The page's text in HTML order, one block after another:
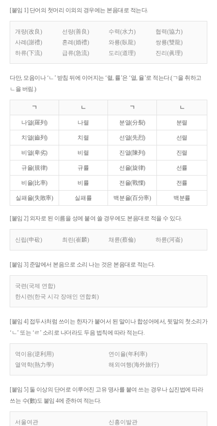
[붙임 1] 단어의 첫머리 이외의 경우에는 본음대로 적는다.
개량(改良) 선량(善良) 수력(水力)
협력(協力)
사례(謝禮)
혼례(婚禮) 와룡(臥龍)
쌍룡(雙龍)
하류(下流)
급류(急流) 도리(道理) 진리(眞理)
다만, 모음이나 ‘ㄴ’ 받침 뒤에 이어지는 ‘렬, 률’은 ‘열, 율’로 적는다.(ㄱ을 취하고
ㄴ을 버림.)
ㄱ ㄴ ㄱ ㄴ
나열(羅列) 나렬 분열(分裂) 분렬
치열(齒列) 치렬 선열(先烈) 선렬
비열(卑劣) 비렬 진열(陳列) 진렬
규율(規律) 규률 선율(旋律) 선률
비율(比率) 비률 전율(戰慄) 전률
실패율(失敗率) 실패률 백분율(百分率) 백분률
[붙임 2] 외자로 된 이름을 성에 붙여 쓸 경우에도 본음대로 적을 수 있다.
신립(申砬) 최린(崔麟) 채륜(蔡倫) 하륜(河崙)
[붙임 3] 준말에서 본음으로 소리 나는 것은 본음대로 적는다.
국련(국제 연합)
한시련(한국 시각 장애인 연합회)
[붙임 4] 접두사처럼 쓰이는 한자가 붙어서 된 말이나 합성어에서, 뒷말의 첫소리가
‘ㄴ’ 또는 ‘ㄹ’ 소리로 나더라도 두음 법칙에 따라 적는다.
역이용(逆利用)
연이율(年利率)
열역학(熱力學)
해외여행(海外旅行)
[붙임 5] 둘 이상의 단어로 이루어진 고유 명사를 붙여 쓰는 경우나 십진법에 따라
쓰는 수(數)도 붙임 4에 준하여 적는다.
서울여관 신흥이발관